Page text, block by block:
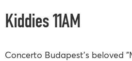
Kiddies 11AM
Concerto Budapest's beloved